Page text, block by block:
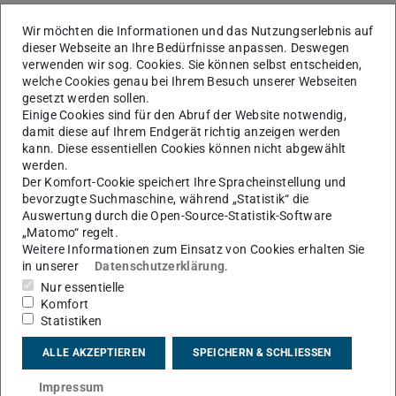
next.Hessenbox
next.Hessenbox Weboberfläche
Einladung der Personen zu next.Hessenbox
next.Hessenbox Weboberfläche
Teams erstellen
Freigabe und Zugriffsverwaltung für Gruppen
next.Hessenbox als Netzlaufwerk unter „Dieser PC“ einbinden
next.Hessenbox Weboberfläche / Windows
KONTAKT
Wir möchten die Informationen und das Nutzungserlebnis auf
dieser Webseite an Ihre Bedürfnisse anpassen. Deswegen
verwenden wir sog. Cookies. Sie können selbst entscheiden,
welche Cookies genau bei Ihrem Besuch unserer Webseiten
gesetzt werden sollen.
Einige Cookies sind für den Abruf der Website notwendig,
damit diese auf Ihrem Endgerät richtig anzeigen werden
kann. Diese essentiellen Cookies können nicht abgewählt
werden.
Der Komfort-Cookie speichert Ihre Spracheinstellung und
bevorzugte Suchmaschine, während „Statistik“ die
Auswertung durch die Open-Source-Statistik-Software
„Matomo“ regelt.
Weitere Informationen zum Einsatz von Cookies erhalten Sie
in unserer
Datenschutzerklärung.
Nur essentielle
Komfort
Statistiken
ALLE AKZEPTIEREN SPEICHERN & SCHLIESSEN
Impressum